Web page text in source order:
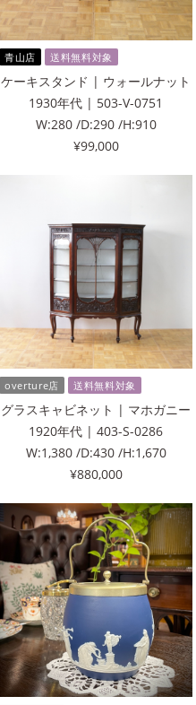
青山店 送料無料対象
ケーキスタンド | ウォールナット
1930年代 | 503-V-0751
W:280 /D:290 /H:910
¥99,000
overture店 送料無料対象
グラスキャビネット | マホガニー
1920年代 | 403-S-0286
W:1,380 /D:430 /H:1,670
¥880,000